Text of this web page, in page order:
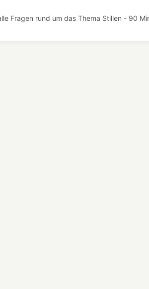
Fragen rund um das Thema Stillen - 90